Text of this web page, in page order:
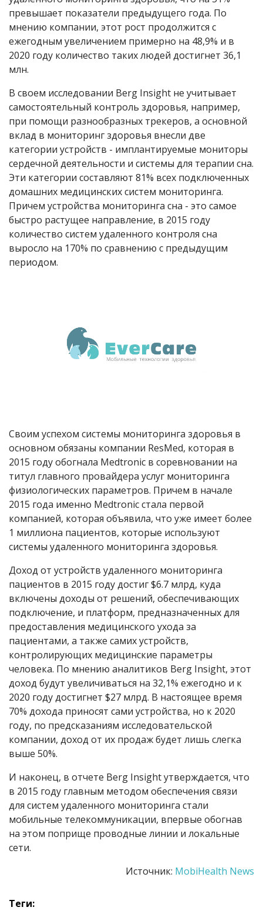
превышает показатели предыдущего года. По
мнению компании, этот рост продолжится с
ежегодным увеличением примерно на 48,9% и в
2020 году количество таких людей достигнет 36,1
млн.
В своем исследовании Berg Insight не учитывает
самостоятельный контроль здоровья, например,
при помощи разнообразных трекеров, а основной
вклад в мониторинг здоровья внесли две
категории устройств - имплантируемые мониторы
сердечной деятельности и системы для терапии сна.
Эти категории составляют 81% всех подключенных
домашних медицинских систем мониторинга.
Причем устройства мониторинга сна - это самое
быстро растущее направление, в 2015 году
количество систем удаленного контроля сна
выросло на 170% по сравнению с предыдущим
периодом.
Своим успехом системы мониторинга здоровья в
основном обязаны компании ResMed, которая в
2015 году обогнала Medtronic в соревновании на
титул главного провайдера услуг мониторинга
физиологических параметров. Причем в начале
2015 года именно Medtronic стала первой
компанией, которая объявила, что уже имеет более
1 миллиона пациентов, которые используют
системы удаленного мониторинга здоровья.
Доход от устройств удаленного мониторинга
пациентов в 2015 году достиг $6.7 млрд, куда
включены доходы от решений, обеспечивающих
подключение, и платформ, предназначенных для
предоставления медицинского ухода за
пациентами, а также самих устройств,
контролирующих медицинские параметры
человека. По мнению аналитиков Berg Insight, этот
доход будут увеличиваться на 32,1% ежегодно и к
2020 году достигнет $27 млрд. В настоящее время
70% дохода приносят сами устройства, но к 2020
году, по предсказаниям исследовательской
компании, доход от их продаж будет лишь слегка
выше 50%.
И наконец, в отчете Berg Insight утверждается, что
в 2015 году главным методом обеспечения связи
для систем удаленного мониторинга стали
мобильные телекоммуникации, впервые обогнав
на этом поприще проводные линии и локальные
сети.
Источник: MobiHealth News
Теги: